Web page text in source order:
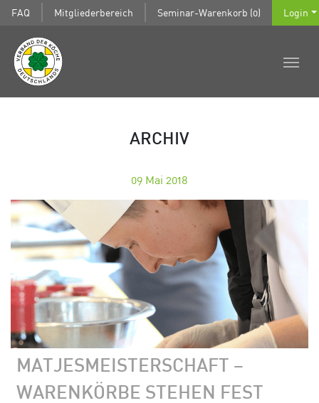
FAQ Mitgliederbereich Seminar-Warenkorb (0) Login
ARCHIV
09 Mai 2018
MATJESMEISTERSCHAFT –
WARENKÖRBE STEHEN FEST